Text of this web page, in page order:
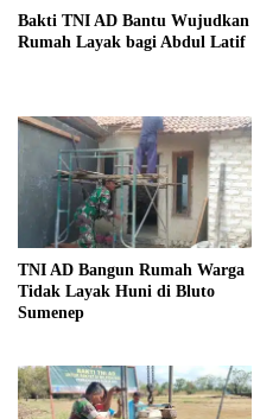
Bakti TNI AD Bantu Wujudkan
Rumah Layak bagi Abdul Latif
TNI AD Bangun Rumah Warga
Tidak Layak Huni di Bluto
Sumenep